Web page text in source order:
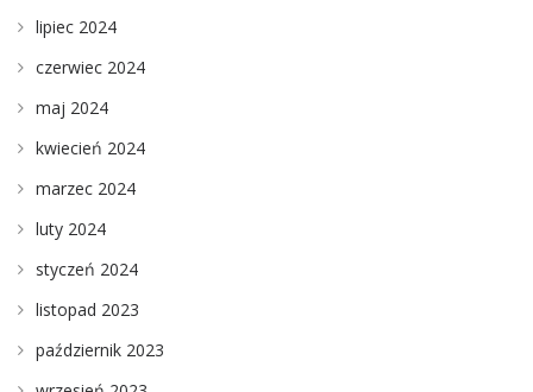
lipiec 2024
czerwiec 2024
maj 2024
kwiecień 2024
marzec 2024
luty 2024
styczeń 2024
listopad 2023
październik 2023